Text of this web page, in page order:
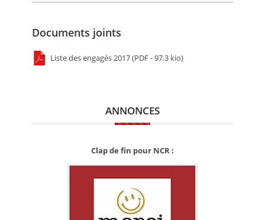
Documents joints
Liste des engagés 2017 (PDF - 97.3 kio)
ANNONCES
Clap de fin pour NCR :